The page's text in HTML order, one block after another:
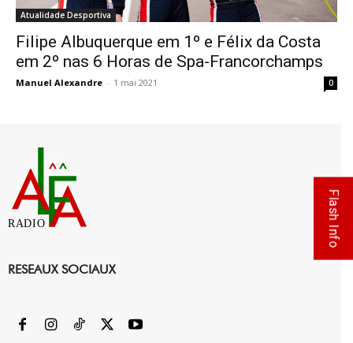
Atualidade Desportiva
Filipe Albuquerque em 1º e Félix da Costa
em 2º nas 6 Horas de Spa-Francorchamps
Manuel Alexandre - 1 mai 2021 0
RADIO
RESEAUX SOCIAUX
Flash Info